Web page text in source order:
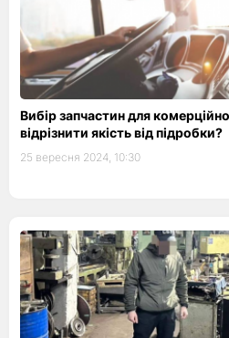
Вибір запчастин для
відрізнити якість від підробки?
25 вересня 2024, 10:30